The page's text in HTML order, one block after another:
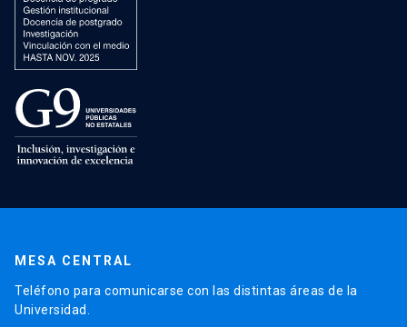
MESA CENTRAL
Teléfono para comunicarse con las distintas áreas de la
Universidad.